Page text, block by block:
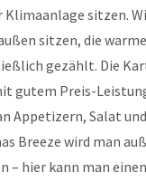
Klimaanlage sitzen.
sitzen, die
gezählt. Die
gutem Preis-
Appetizern, Salat
Breeze wird man
– hier kann man